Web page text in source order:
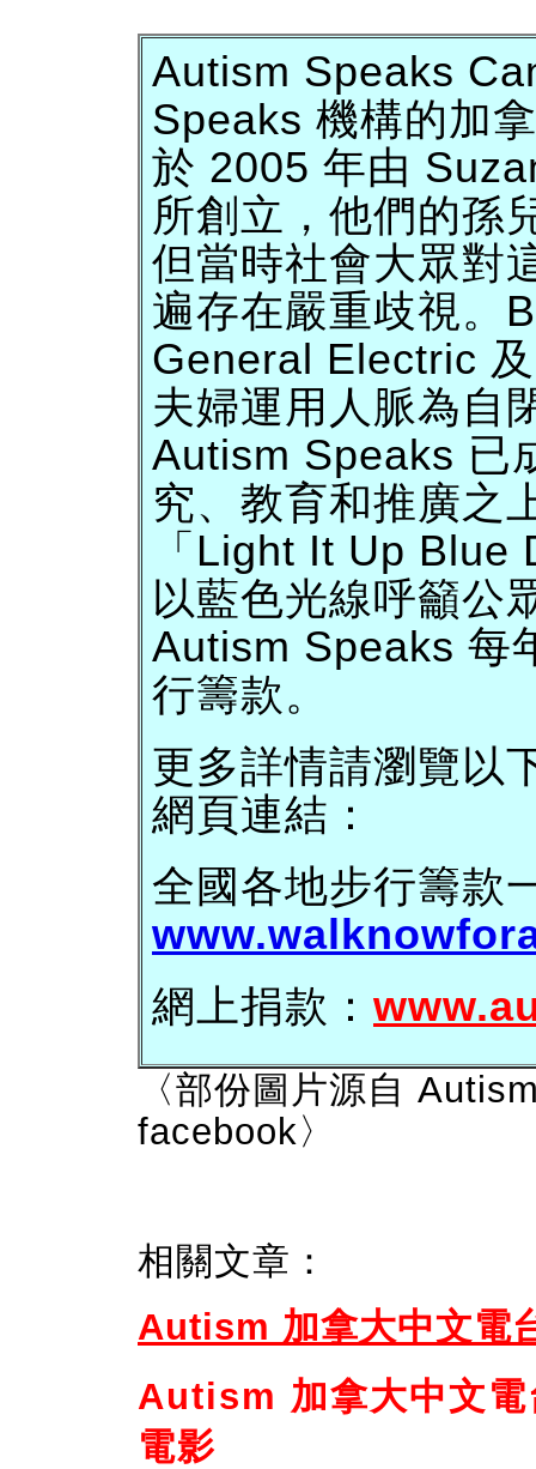
Autism Speaks
Speaks 機構的加
於 2005 年由
所創立，他們的孫
但當時社會大眾對
遍存在嚴重歧視。
General Electric
夫婦運用人脈為自
Autism Speaks 已
究、教育和推廣之
「Light It Up
以藍色光線呼籲公
Autism Speaks 每
行籌款。
更多詳情請瀏覽以
網頁連結：
全國各地步行籌款
網上捐款：
〈部份圖片源自
facebook〉
相關文章：
Autism 加拿大中文電
Autism 加拿大中文電
電影